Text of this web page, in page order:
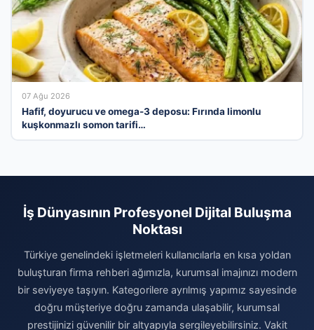
07 Ağu 2026
Hafif, doyurucu ve omega-3 deposu: Fırında limonlu
kuşkonmazlı somon tarifi…
İş Dünyasının Profesyonel Dijital Buluşma
Noktası
Türkiye genelindeki işletmeleri kullanıcılarla en kısa yoldan
buluşturan firma rehberi ağımızla, kurumsal imajınızı modern
bir seviyeye taşıyın. Kategorilere ayrılmış yapımız sayesinde
doğru müşteriye doğru zamanda ulaşabilir, kurumsal
prestijinizi güvenilir bir altyapıyla sergileyebilirsiniz. Vakit